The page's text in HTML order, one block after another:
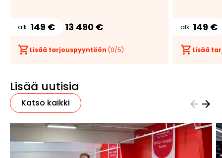
alk. 149 € 13 490 €
Lisää tarjouspyyntöön (0/5)
alk. 149 €
Lisää
Lisää uutisia
Katso kaikki